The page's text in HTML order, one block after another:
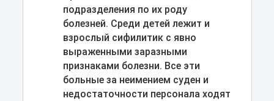
подразделения по их роду
болезней. Среди детей лежит и
взрослый сифилитик с явно
выраженными заразными
признаками болезни. Все эти
больные за неимением суден и
недостаточности персонала ходят